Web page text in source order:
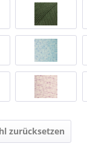
zurücksetzen